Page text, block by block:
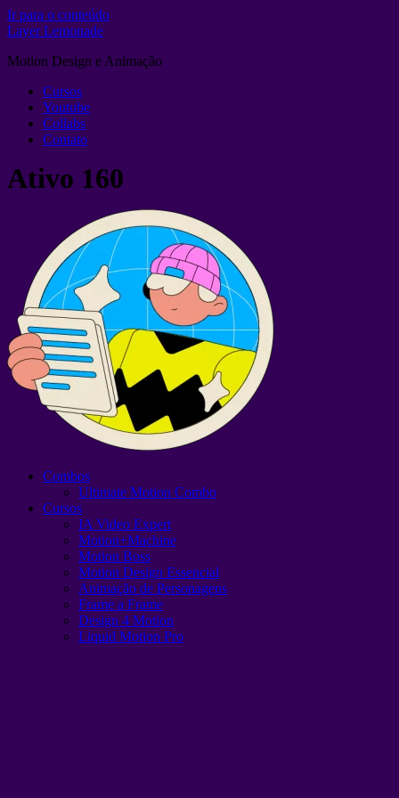
Ir para o conteúdo
Layer Lemonade
Motion Design e Animação
Cursos
Youtube
Collabs
Contato
Ativo 160
Combos
Ultimate Motion Combo
Cursos
IA Video Expert
Motion+Machine
Motion Boss
Motion Design Essencial
Animação de Personagens
Frame a Frame
Design 4 Motion
Liquid Motion Pro